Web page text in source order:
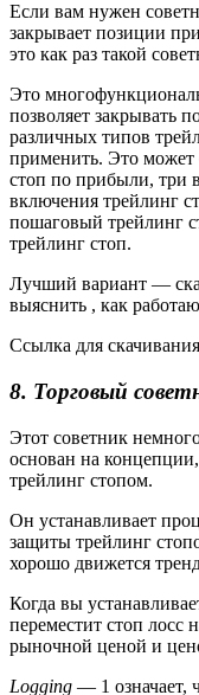
Если вам нужен
закрывает позиции
это как раз такой
Это
позволяет закрывать
различных типов
применить. Это
стоп по прибыли, три
включения трейлинг
пошаговый трейлинг
трейлинг стоп.
Лучший вариант —
выяснить , как
Ссылка для
8. Торговый
Этот советник
основан на
трейлинг стопом.
Он устанавливает
защиты трейлинг
хорошо движется
Когда вы
переместит стоп лосс
рыночной ценой и
Logging — 1 означает,